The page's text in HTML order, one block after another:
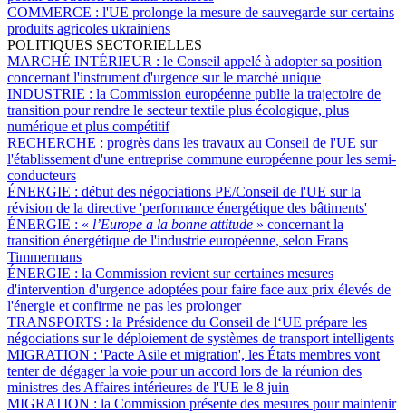
COMMERCE : l'UE prolonge la mesure de sauvegarde sur certains
produits agricoles ukrainiens
POLITIQUES SECTORIELLES
MARCHÉ INTÉRIEUR : le Conseil appelé à adopter sa position
concernant l'instrument d'urgence sur le marché unique
INDUSTRIE : la Commission européenne publie la trajectoire de
transition pour rendre le secteur textile plus écologique, plus
numérique et plus compétitif
RECHERCHE : progrès dans les travaux au Conseil de l'UE sur
l'établissement d'une entreprise commune européenne pour les semi-
conducteurs
ÉNERGIE : début des négociations PE/Conseil de l'UE sur la
révision de la directive 'performance énergétique des bâtiments'
ÉNERGIE : « l’Europe a la bonne attitude » concernant la
transition énergétique de l'industrie européenne, selon Frans
Timmermans
ÉNERGIE : la Commission revient sur certaines mesures
d'intervention d'urgence adoptées pour faire face aux prix élevés de
l'énergie et confirme ne pas les prolonger
TRANSPORTS : la Présidence du Conseil de l‘UE prépare les
négociations sur le déploiement de systèmes de transport intelligents
MIGRATION : 'Pacte Asile et migration', les États membres vont
tenter de dégager la voie pour un accord lors de la réunion des
ministres des Affaires intérieures de l'UE le 8 juin
MIGRATION : la Commission présente des mesures pour maintenir